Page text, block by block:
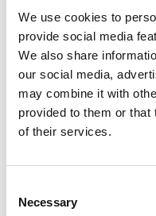
We use cookies to
provide social media
We also share
our social media,
may combine it with
provided to them or that
of their services.
Selection
Necessary
Montagut i Oix
Platz für 2 Pers.
1
KOSTENLOSE Stornierung